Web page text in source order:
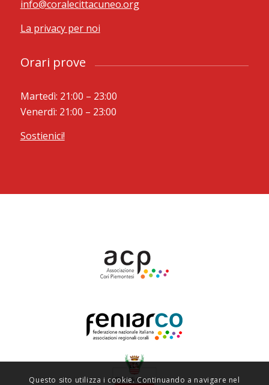
info@coralecittacuneo.org
La privacy per noi
Orari prove
Martedì: 21:00 – 23:00
Venerdì: 21:00 – 23:00
Sostienici!
Questo sito utilizza i cookie. Continuando a navigare nel